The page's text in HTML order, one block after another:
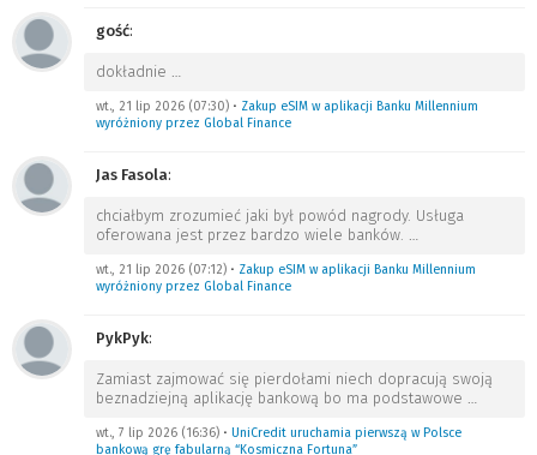
gość:
dokładnie …
wt., 21 lip 2026 (07:30) • Zakup eSIM w aplikacji Banku Millennium
wyróżniony przez Global Finance
Jas Fasola:
chciałbym zrozumieć jaki był powód nagrody. Usługa
oferowana jest przez bardzo wiele banków. …
wt., 21 lip 2026 (07:12) • Zakup eSIM w aplikacji Banku Millennium
wyróżniony przez Global Finance
PykPyk:
Zamiast zajmować się pierdołami niech dopracują swoją
beznadziejną aplikację bankową bo ma podstawowe …
wt., 7 lip 2026 (16:36) • UniCredit uruchamia pierwszą w Polsce
bankową grę fabularną “Kosmiczna Fortuna”